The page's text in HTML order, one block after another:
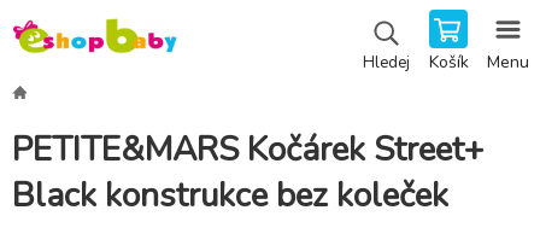
Hledej Košík Menu
PETITE&MARS Kočárek Street+
Black konstrukce bez koleček